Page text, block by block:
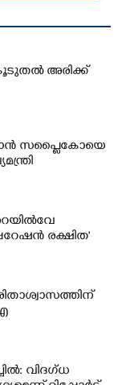
അരിക്ക്
സപ്ലൈകോയെ
രക്ഷിത'
വിദഗ്ധ